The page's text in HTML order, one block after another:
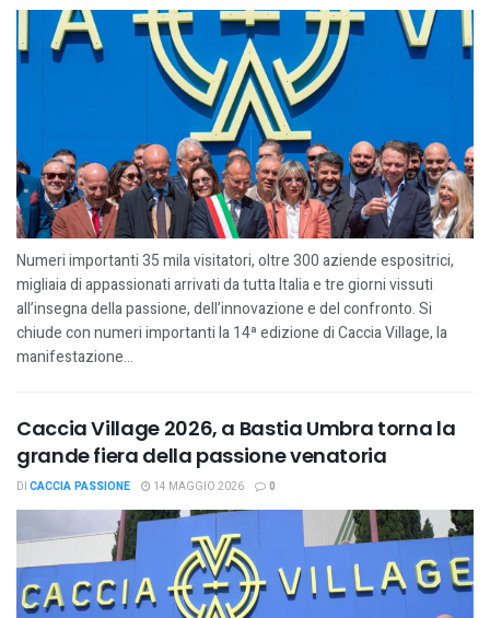
Numeri importanti 35 mila visitatori, oltre 300 aziende espositrici,
migliaia di appassionati arrivati da tutta Italia e tre giorni vissuti
all’insegna della passione, dell’innovazione e del confronto. Si
chiude con numeri importanti la 14ª edizione di Caccia Village, la
manifestazione...
Caccia Village 2026, a Bastia Umbra torna la
grande fiera della passione venatoria
DI CACCIA PASSIONE 14 MAGGIO 2026 0